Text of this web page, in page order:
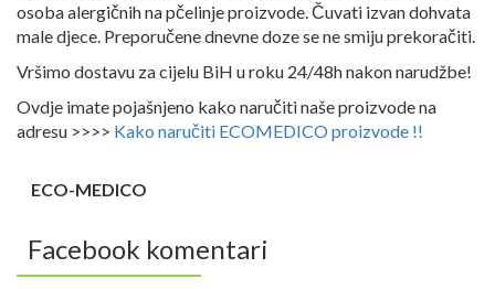
osoba alergičnih na pčelinje proizvode. Čuvati izvan dohvata
male djece. Preporučene dnevne doze se ne smiju prekoračiti.
Vršimo dostavu za cijelu BiH u roku 24/48h nakon narudžbe!
Ovdje imate pojašnjeno kako naručiti naše proizvode na
adresu >>>> Kako naručiti ECOMEDICO proizvode !!
ECO-MEDICO
Facebook komentari